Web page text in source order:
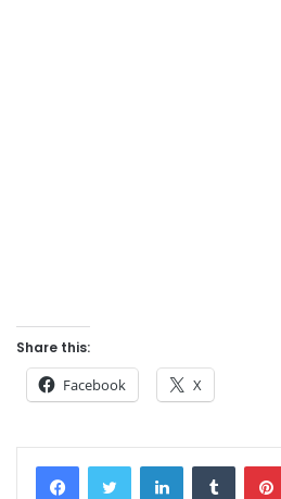
Share this:
Facebook X
LinkedInTumblr